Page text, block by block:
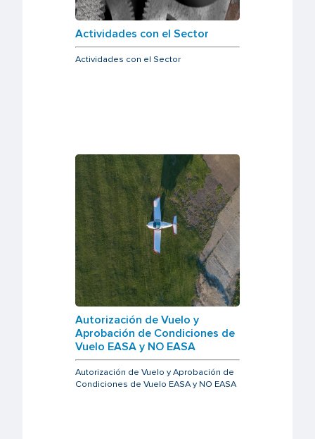
Actividades con el Sector
Actividades con el Sector
Autorización de Vuelo y
Aprobación de Condiciones de
Vuelo EASA y NO EASA
Autorización de Vuelo y Aprobación de
Condiciones de Vuelo EASA y NO EASA